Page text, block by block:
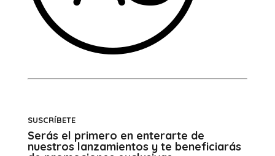
SUSCRÍBETE
Serás el primero en enterarte de
nuestros lanzamientos y te beneficiarás